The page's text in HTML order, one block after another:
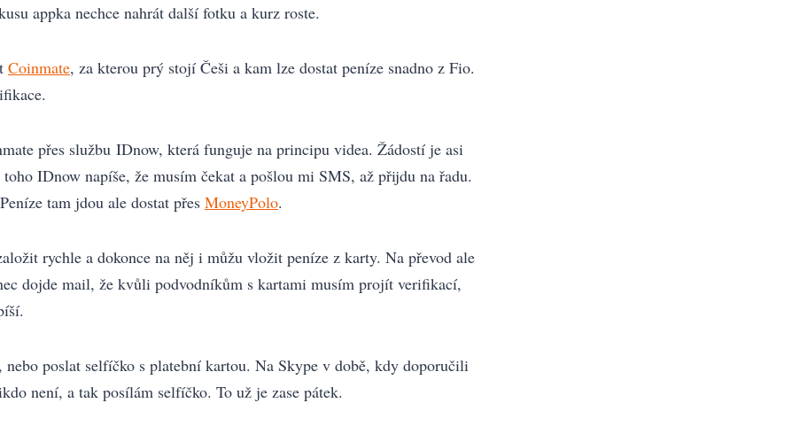
appka nechce nahrát další fotku a kurz roste.
Coinmate, za kterou prý stojí Češi a kam lze dostat peníze snadno z Fio.
přes službu IDnow, která funguje na principu videa. Žádostí je asi
IDnow napíše, že musím čekat a pošlou mi SMS, až přijdu na řadu.
tam jdou ale dostat přes MoneyPolo.
rychle a dokonce na něj i můžu vložit peníze z karty. Na převod ale
dojde mail, že kvůli podvodníkům s kartami musím projít verifikací,
nebo poslat selfíčko s platební kartou. Na Skype v době, kdy doporučili
není, a tak posílám selfíčko. To už je zase pátek.